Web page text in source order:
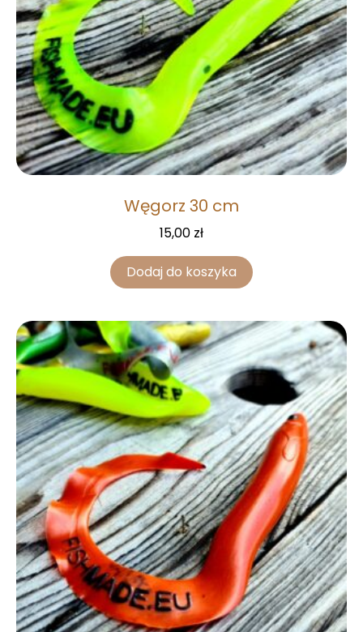
Węgorz 30 cm
15,00 zł
Dodaj do koszyka